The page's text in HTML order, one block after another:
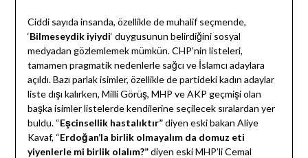
Ciddi sayıda insanda, özellikle de muhalif seçmende,
‘Bilmeseydik iyiydi‘ duygusunun belirdiğini sosyal
medyadan gözlemlemek mümkün. CHP’nin listeleri,
tamamen pragmatik nedenlerle sağcı ve İslamcı adaylara
açıldı. Bazı parlak isimler, özellikle de partideki kadın adaylar
liste dışı kalırken, Milli Görüş, MHP ve AKP geçmişi olan
başka isimler listelerde kendilerine seçilecek sıralardan yer
buldu. “Eşcinsellik hastalıktır”diyen eski bakan Aliye
Kavaf, “Erdoğan’la birlik olmayalım da domuz eti
yiyenlerle mi birlik olalım?”diyen eski MHP’li Cemal